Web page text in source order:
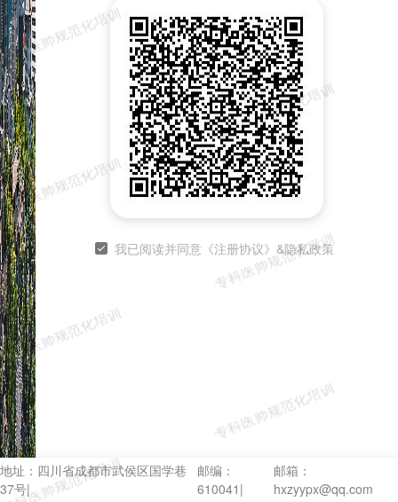
我已阅读并同意《注册协议》&隐私政策
地址：四川省成都市武侯区国学巷
37号|
邮编：
610041|
邮箱：
hxzyypx@qq.com